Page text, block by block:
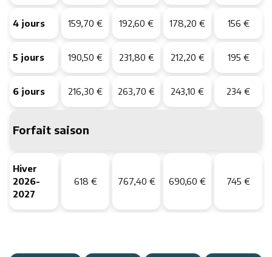
4 jours 159,70 € 192,60 € 178,20 € 156 €
5 jours 190,50 € 231,80 € 212,20 € 195 €
6 jours 216,30 € 263,70 € 243,10 € 234 €
Forfait saison
Hiver
2026-
2027
618 € 767,40 € 690,60 € 745 €